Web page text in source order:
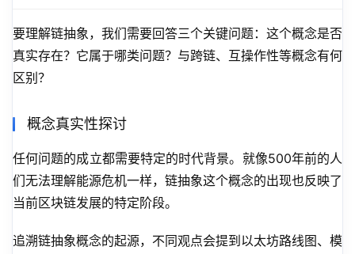
要理解链抽象，我们需要回答三个关键问题：这个概念是否
真实存在？它属于哪类问题？与跨链、互操作性等概念有何
区别？
概念真实性探讨
任何问题的成立都需要特定的时代背景。就像500年前的人
们无法理解能源危机一样，链抽象这个概念的出现也反映了
当前区块链发展的特定阶段。
追溯链抽象概念的起源，不同观点会提到以太坊路线图、模